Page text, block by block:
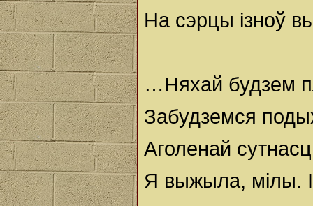
На сэрцы ізноў
…Няхай будзем
Забудземся
Аголенай
Я выжыла, мілы.